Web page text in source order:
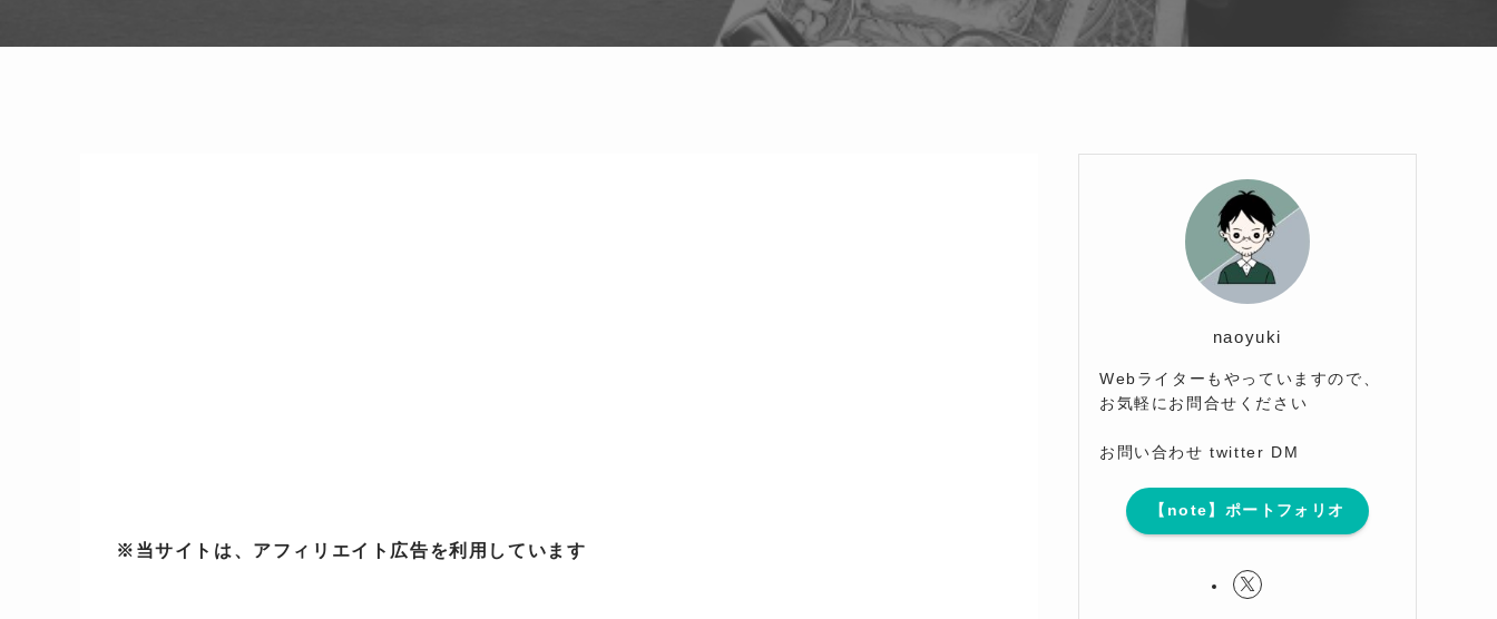
※当サイトは、アフィリエイト広告を利用しています
naoyuki
Webライターもやっていますので、
お気軽にお問合せください
お問い合わせ twitter DM
【note】ポートフォリオ